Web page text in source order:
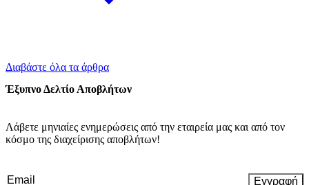
Διαβάστε όλα τα άρθρα
Έξυπνο Δελτίο Αποβλήτων
Λάβετε μηνιαίες ενημερώσεις από την εταιρεία μας και από τον
κόσμο της διαχείρισης αποβλήτων!
Email(Required)